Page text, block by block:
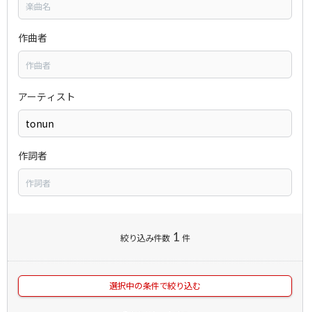
作曲者
アーティスト
作詞者
絞り込み件数 1 件
選択中の条件で絞り込む